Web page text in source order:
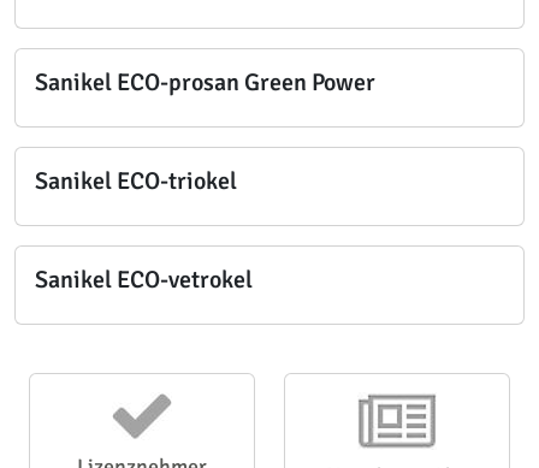
Sanikel ECO-prosan Green Power
Sanikel ECO-triokel
Sanikel ECO-vetrokel